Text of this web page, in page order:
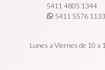
5411 4805 1344
5411 5576 1133
Lunes a Viernes de 10 a